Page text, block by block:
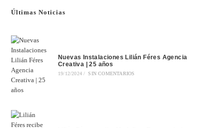
Últimas Noticias
Nuevas Instalaciones Lilián Féres Agencia
Creativa | 25 años
19/12/2024 / SIN COMENTARIOS